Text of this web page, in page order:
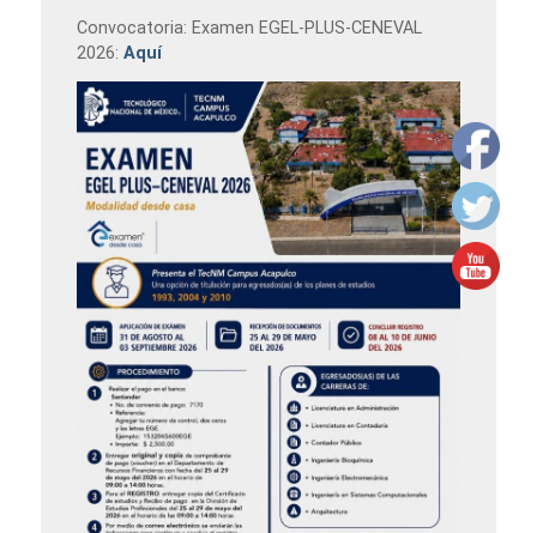
Convocatoria: Examen EGEL-PLUS-CENEVAL
2026: Aquí